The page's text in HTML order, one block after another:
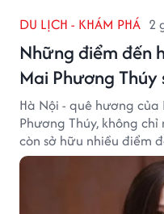
DU LỊCH - KHÁM PHÁ 2
Những điểm đến
Mai Phương Thúy
Hà Nội - quê hương
Phương Thúy, không
còn sở hữu nhiều điểm
thể cảm nhận trọn vẹn
sống hiện đại của Thủ